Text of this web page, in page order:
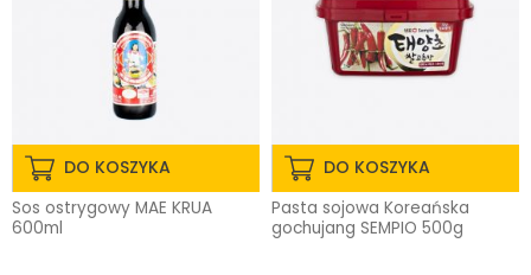
DO KOSZYKA
Sos ostrygowy MAE KRUA
600ml
DO KOSZYKA
Pasta sojowa Koreańska
gochujang SEMPIO 500g